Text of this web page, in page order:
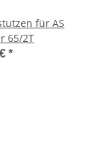
für AS
65/2T
*